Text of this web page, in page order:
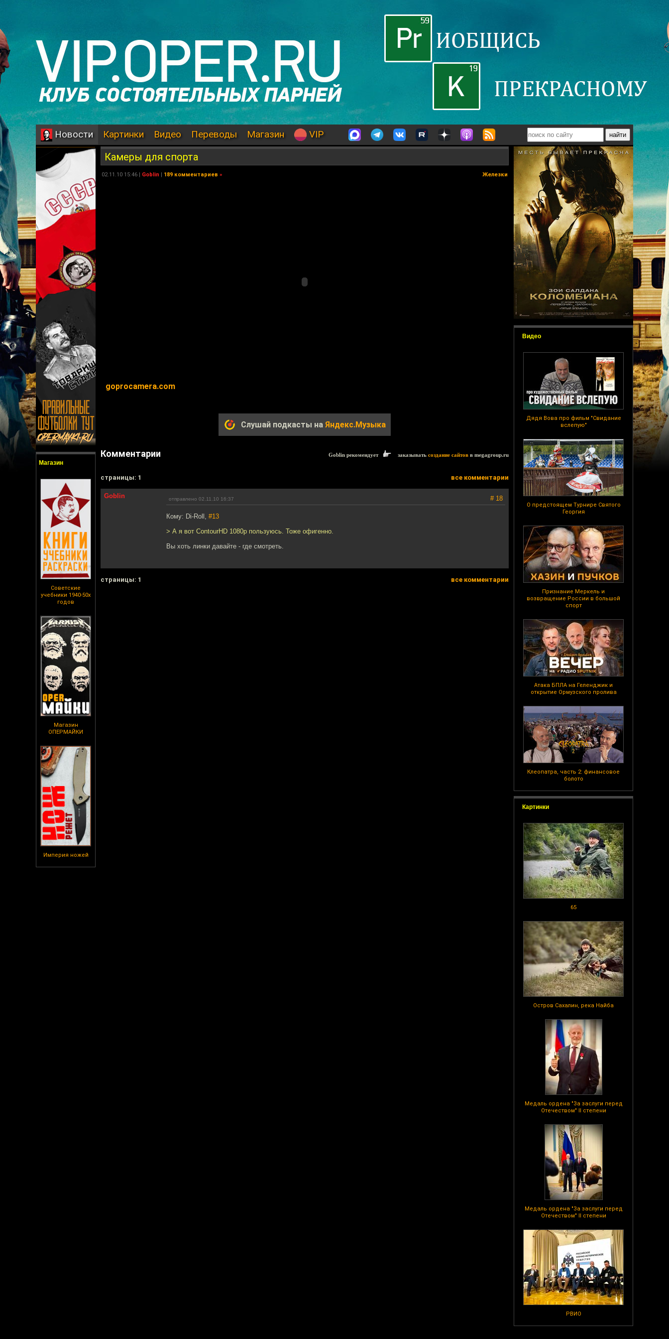
Новости Картинки Видео Переводы Магазин VIP
Магазин
Советские
учебники 1940-50х
годов
Магазин
ОПЕРМАЙКИ
Империя ножей
Видео
Дядя Вова про фильм "Свидание
вслепую"
О предстоящем Турнире Святого
Георгия
Признание Меркель и
возвращение России в большой
спорт
Атака БПЛА на Геленджик и
открытие Ормузского пролива
Клеопатра, часть 2: финансовое
болото
Картинки
65
Остров Сахалин, река Найба
Медаль ордена "За заслуги перед
Отечеством" II степени
Медаль ордена "За заслуги перед
Отечеством" II степени
РВИО
Камеры для спорта
02.11.10 15:46 | Goblin | 189 комментариев » Железки
goprocamera.com
Слушай подкасты на Яндекс.Музыка
Комментарии Goblin рекомендует заказывать создание сайтов в megagroup.ru
cтраницы: 1 все комментарии
Goblin отправлено 02.11.10 16:37 # 18
Кому: Di-Roll, #13
> А я вот ContourHD 1080p пользуюсь. Тоже офигенно.
Вы хоть линки давайте - где смотреть.
cтраницы: 1 все комментарии